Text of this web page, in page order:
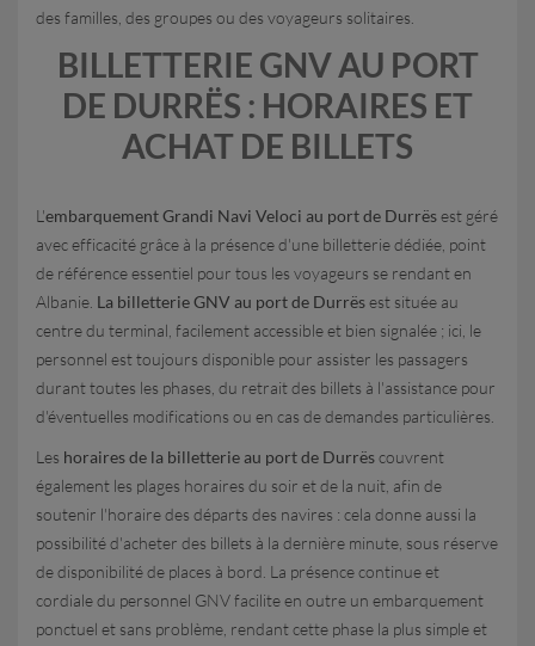
des familles, des groupes ou des voyageurs solitaires.
BILLETTERIE GNV AU PORT
DE DURRËS : HORAIRES ET
ACHAT DE BILLETS
L'embarquement Grandi Navi Veloci au port de Durrësest géré
avec efficacité grâce à la présence d'une billetterie dédiée, point
de référence essentiel pour tous les voyageurs se rendant en
Albanie. La billetterie GNV au port de Durrësest située au
centre du terminal, facilement accessible et bien signalée ; ici, le
personnel est toujours disponible pour assister les passagers
durant toutes les phases, du retrait des billets à l'assistance pour
d'éventuelles modifications ou en cas de demandes particulières.
Les horaires de la billetterie au port de Durrëscouvrent
également les plages horaires du soir et de la nuit, afin de
soutenir l'horaire des départs des navires : cela donne aussi la
possibilité d'acheter des billets à la dernière minute, sous réserve
de disponibilité de places à bord. La présence continue et
cordiale du personnel GNV facilite en outre un embarquement
ponctuel et sans problème, rendant cette phase la plus simple et